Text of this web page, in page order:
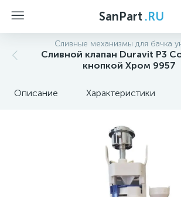
SanPart .RU
Сливные механизмы для бачка
Сливной клапан Duravit P3
кнопкой Хром 9957
Описание Характеристики